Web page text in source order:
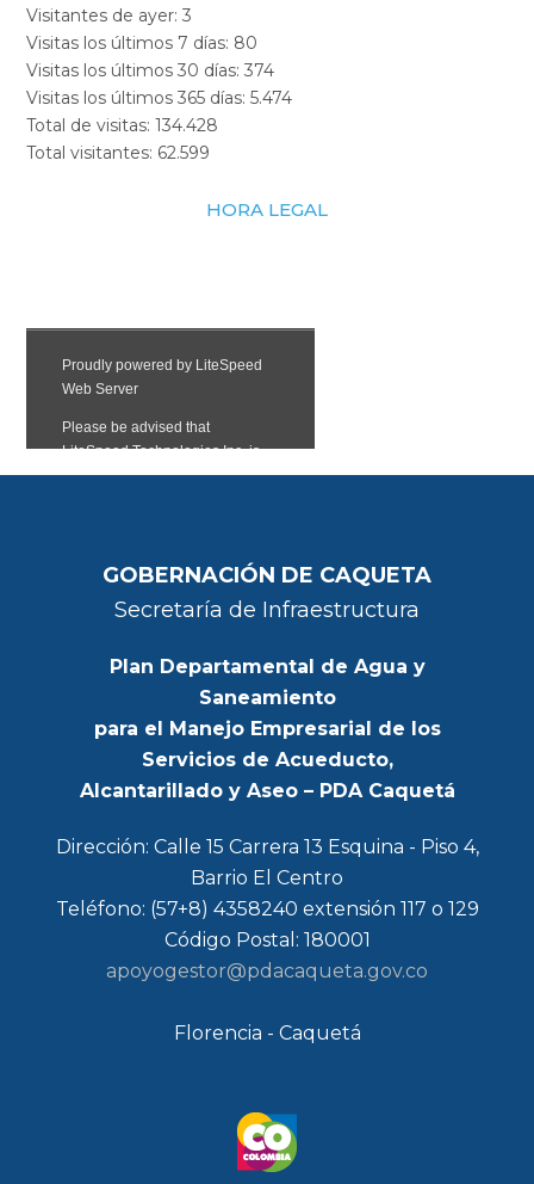
Visitantes de ayer:3
Visitas los últimos 7 días: 80
Visitas los últimos 30 días:374
Visitas los últimos 365 días:5.474
Total de visitas:134.428
Total visitantes: 62.599
HORA LEGAL
GOBERNACIÓN DE CAQUETA
Secretaría de Infraestructura
Plan Departamental de Agua y
Saneamiento
para el Manejo Empresarial de los
Servicios de Acueducto,
Alcantarillado y Aseo – PDA Caquetá
Dirección: Calle 15 Carrera 13 Esquina - Piso 4,
Barrio El Centro
Teléfono: (57+8) 4358240 extensión 117 o 129
Código Postal: 180001
apoyogestor@pdacaqueta.gov.co
Florencia - Caquetá